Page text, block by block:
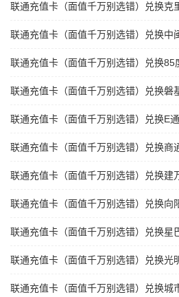
联通充值卡（面值千万别选错）兑换克
联通充值卡（面值千万别选错）兑换中
联通充值卡（面值千万别选错）兑换85
联通充值卡（面值千万别选错）兑换磐
联通充值卡（面值千万别选错）兑换E
联通充值卡（面值千万别选错）兑换商
联通充值卡（面值千万别选错）兑换建
联通充值卡（面值千万别选错）兑换向
联通充值卡（面值千万别选错）兑换星
联通充值卡（面值千万别选错）兑换光
联通充值卡（面值千万别选错）兑换城